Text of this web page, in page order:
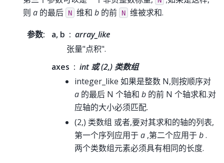
则 a 的最后 N 维和 b 的前 N 维被求和.
参数: a, b
array_like
张量"点积".
axes
int 或 (2,) 类数组
integer_like 如果是整数 N,则按顺序对
a 的最后 N 个轴和 b 的前 N 个轴求和.对
应轴的大小必须匹配.
(2,) 类数组 或者,要对其求和的轴的列表,
第一个序列应用于a ,第二个应用于b.
两个类数组元素必须具有相同的长度.